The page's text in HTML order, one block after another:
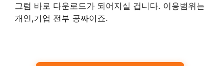
그럼 바로 다운로드가 되어지실 겁니다. 이용범위는
개인,기업 전부 공짜이죠.